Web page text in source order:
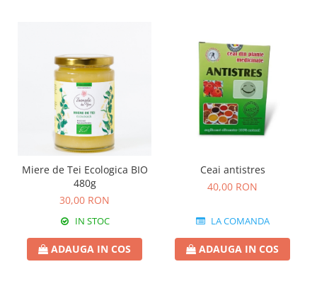
Miere de Tei Ecologica BIO
480g
30,00 RON
IN STOC
ADAUGA IN COS
Ceai antistres
40,00 RON
LA COMANDA
ADAUGA IN COS